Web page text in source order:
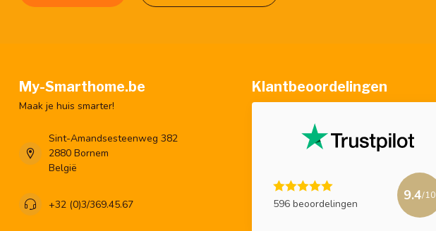
My-Smarthome.be
Maak je huis smarter!
Sint-Amandsesteenweg 382
2880 Bornem
België
+32 (0)3/369.45.67
Klantbeoordelingen
596 beoordelingen
9.4/10